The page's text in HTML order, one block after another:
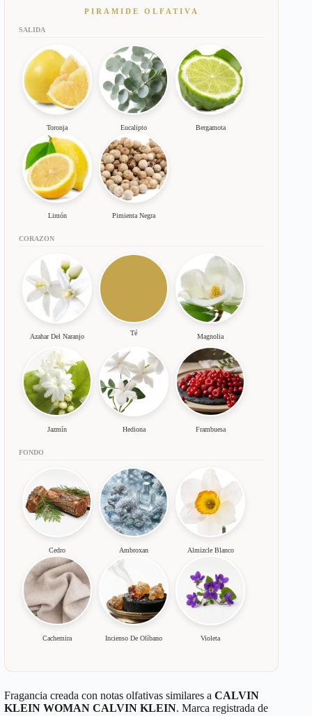
PIRAMIDE OLFATIVA
SALIDA
Toronja Eucalipto Bergamota
Limón Pimienta Negra
CORAZON
Azahar Del Naranjo Té Magnolia
Jazmín Hediona Frambuesa
FONDO
Cedro Ambroxan Almizcle Blanco
Cachemira Incienso De Olíbano Violeta
Fragancia creada con notas olfativas similares a CALVIN
KLEIN WOMAN CALVIN KLEIN. Marca registrada de